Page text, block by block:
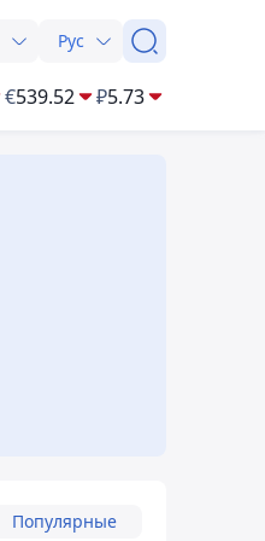
Рус
€539.52 ₽5.73
Популярные